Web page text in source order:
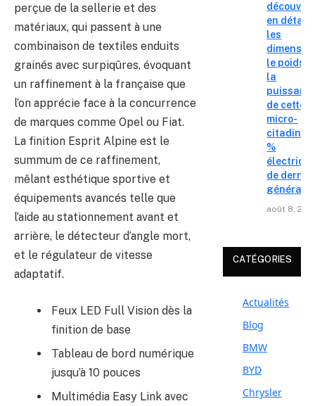
perçue de la sellerie et des
matériaux, qui passent à une
combinaison de textiles enduits
grainés avec surpiqûres, évoquant
un raffinement à la française que
l’on apprécie face à la concurrence
de marques comme Opel ou Fiat.
La finition Esprit Alpine est le
summum de ce raffinement,
mêlant esthétique sportive et
équipements avancés telle que
l’aide au stationnement avant et
arrière, le détecteur d’angle mort,
et le régulateur de vitesse
adaptatif.
Feux LED Full Vision dès la
finition de base
Tableau de bord numérique
jusqu’à 10 pouces
Multimédia Easy Link avec
en détail
les
le poids
la
de cette
micro-
citadine
%
de
août 8,
CATÉGORIES
Actualités
Blog
BMW
BYD
Chrysler